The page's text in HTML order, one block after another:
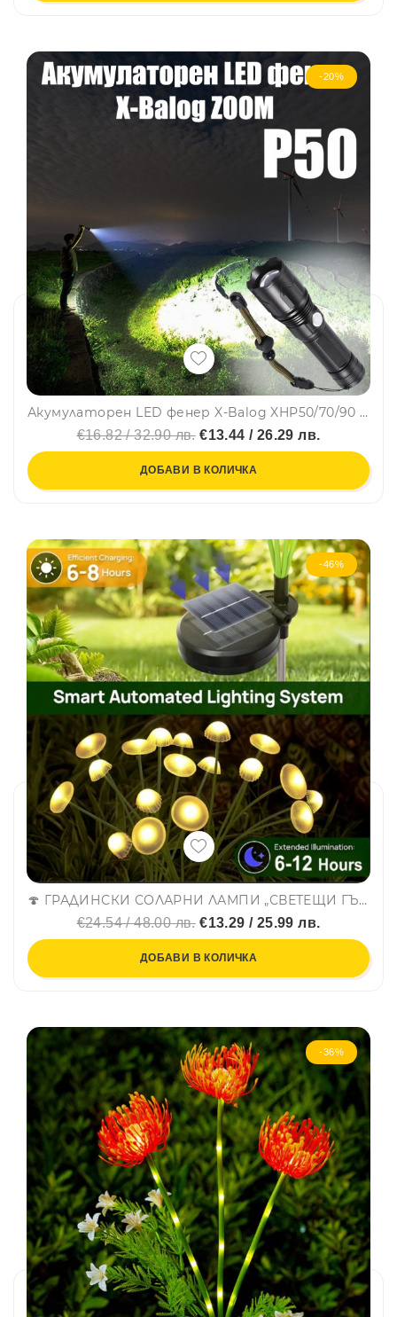
-20%
Акумулаторен LED фенер X-Balog XHP50/70/90 ZOOM, 5 режима на работа, издръжлив, водоустойчив
€16.82 / 32.90 лв.€13.44 / 26.29 лв.
ДОБАВИ В КОЛИЧКА
-46%
🍄 ГРАДИНСКИ СОЛАРНИ ЛАМПИ „СВЕТЕЩИ ГЪБКИ“ – 2 броя в комплект, по 6 LED лампички на всяка - 604
€24.54 / 48.00 лв.€13.29 / 25.99 лв.
ДОБАВИ В КОЛИЧКА
-36%